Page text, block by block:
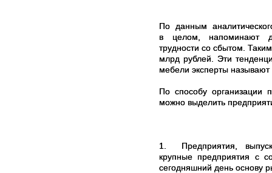
По данным
в целом, напоминают
трудности со сбытом.
млрд рублей. Эти
мебели эксперты
По способу организации
можно выделить
1.
Предприятия,
крупные предприятия с
сегодняшний день основу